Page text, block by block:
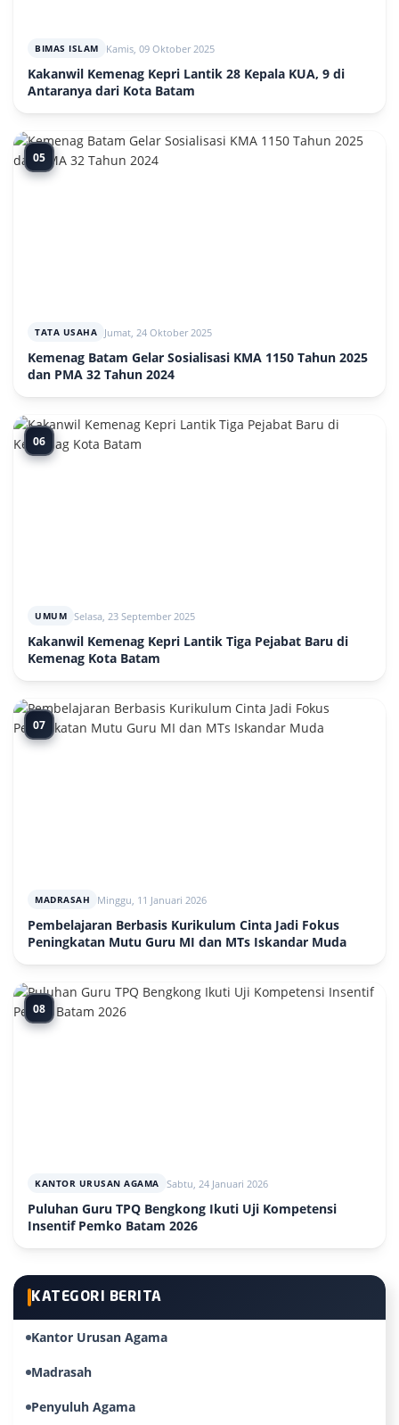
BIMAS ISLAM Kamis, 09 Oktober 2025
Kakanwil Kemenag Kepri Lantik 28 Kepala KUA, 9 di
Antaranya dari Kota Batam
05
TATA USAHA Jumat, 24 Oktober 2025
Kemenag Batam Gelar Sosialisasi KMA 1150 Tahun 2025
dan PMA 32 Tahun 2024
06
UMUM Selasa, 23 September 2025
Kakanwil Kemenag Kepri Lantik Tiga Pejabat Baru di
Kemenag Kota Batam
07
MADRASAH Minggu, 11 Januari 2026
Pembelajaran Berbasis Kurikulum Cinta Jadi Fokus
Peningkatan Mutu Guru MI dan MTs Iskandar Muda
08
KANTOR URUSAN AGAMA Sabtu, 24 Januari 2026
Puluhan Guru TPQ Bengkong Ikuti Uji Kompetensi
Insentif Pemko Batam 2026
KATEGORI BERITA
Kantor Urusan Agama
Madrasah
Penyuluh Agama